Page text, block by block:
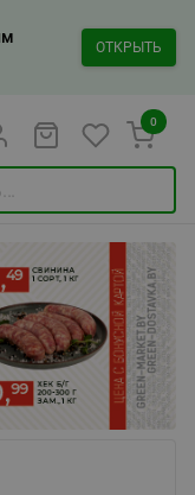
ОТКРЫТЬ
0